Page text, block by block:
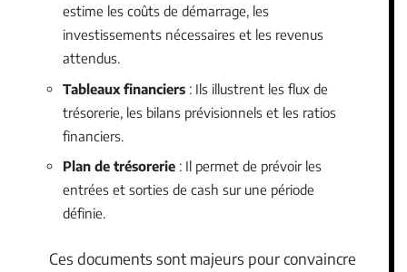
estime les coûts de démarrage, les
investissements nécessaires et les revenus
attendus.
Tableaux financiers : Ils illustrent les flux de
trésorerie, les bilans prévisionnels et les ratios
financiers.
Plan de trésorerie : Il permet de prévoir les
entrées et sorties de cash sur une période
définie.
Ces documents sont majeurs pour convaincre